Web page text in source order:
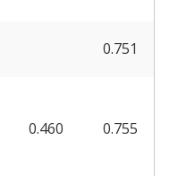
0.751
0.460 0.755